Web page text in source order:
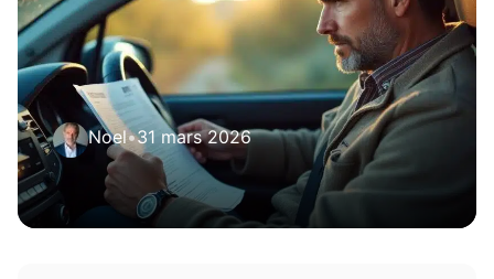
Noel•31 mars 2026